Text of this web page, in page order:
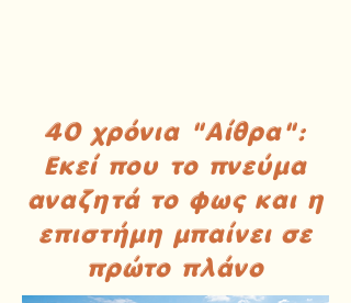
40 χρόνια "Αίθρα":
Εκεί που το πνεύμα
αναζητά το φως και η
επιστήμη μπαίνει σε
πρώτο πλάνο